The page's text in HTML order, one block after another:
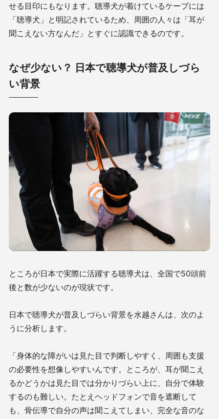
せる目印にもなります。聴導犬が着けているケープには
「聴導犬」と明記されているため、周囲の人々は「耳が
聞こえない方なんだ」とすぐに認識できるのです。
なぜ少ない？ 日本で聴導犬が普及しづら
い背景
ところが日本で実際に活躍する聴導犬は、全国で50頭前
後と数が少ないのが現状です。
日本で聴導犬が普及しづらい背景を水越さんは、次のよ
うに分析します。
「身体的な障がいは見た目で判断しやすく、周囲も支援
の必要性を想像しやすいんです。ところが、耳が聞こえ
るかどうかは見た目では分かりづらい上に、自分で体験
するのも難しい。たとえヘッドフォンで音を遮断して
も、骨伝導で自分の声は聞こえてしまい、完全な音のな